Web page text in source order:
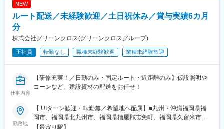
NEW
ルート配送／未経験歓迎／土日祝休み／賞与実績6カ月
分
株式会社グリーンクロス(グリーンクロスグループ)
正社員 転勤なし 職種未経験歓迎 業種未経験歓迎
仕事内容
【研修充実！／日勤のみ・固定ルート・近距離のみ】仮設照明や
コーンなど、建設資材の配送をお任せ！
勤務地
【 UIターン歓迎・転勤無／希望地へ配属】■九州・沖縄福岡県福
岡市、福岡県北九州市、福岡県糟屋郡志免町、福岡県久留米市、
佐賀県佐賀市、佐賀県鳥栖市、長崎県西彼杵郡長与町、長崎県佐
【最寄り駅】